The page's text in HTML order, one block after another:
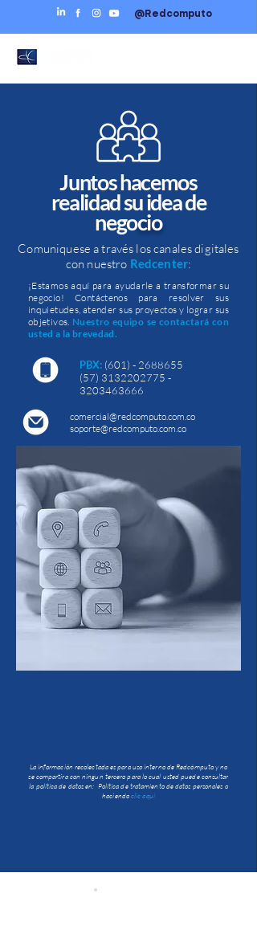
@Redcomputo
Juntos hacemos
realidad su idea de
negocio
Comuniquese a través los canales digitales
con nuestro Redcenter:
¡Estamos aquí para ayudarle a transformar su
negocio! Contáctenos para resolver sus
inquietudes, atender sus proyectos y lograr sus
objetivos. Nuestro equipo se contactará con
usted a la brevedad.
PBX: (601) - 2688655
(57) 3132202775 -
3203463666
comercial@redcomputo.com.co
soporte@redcomputo.com.co
La información recolectada es para uso interno de Redcómputo y no
se compartira con ningun tercero para lo cual usted puede consultar
la politíca de datos en: Política de tratamiento de datos personales o
haciendoclic aquí